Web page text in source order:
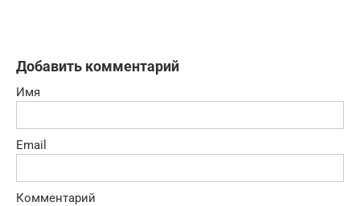
Добавить комментарий
Имя
Email
Комментарий